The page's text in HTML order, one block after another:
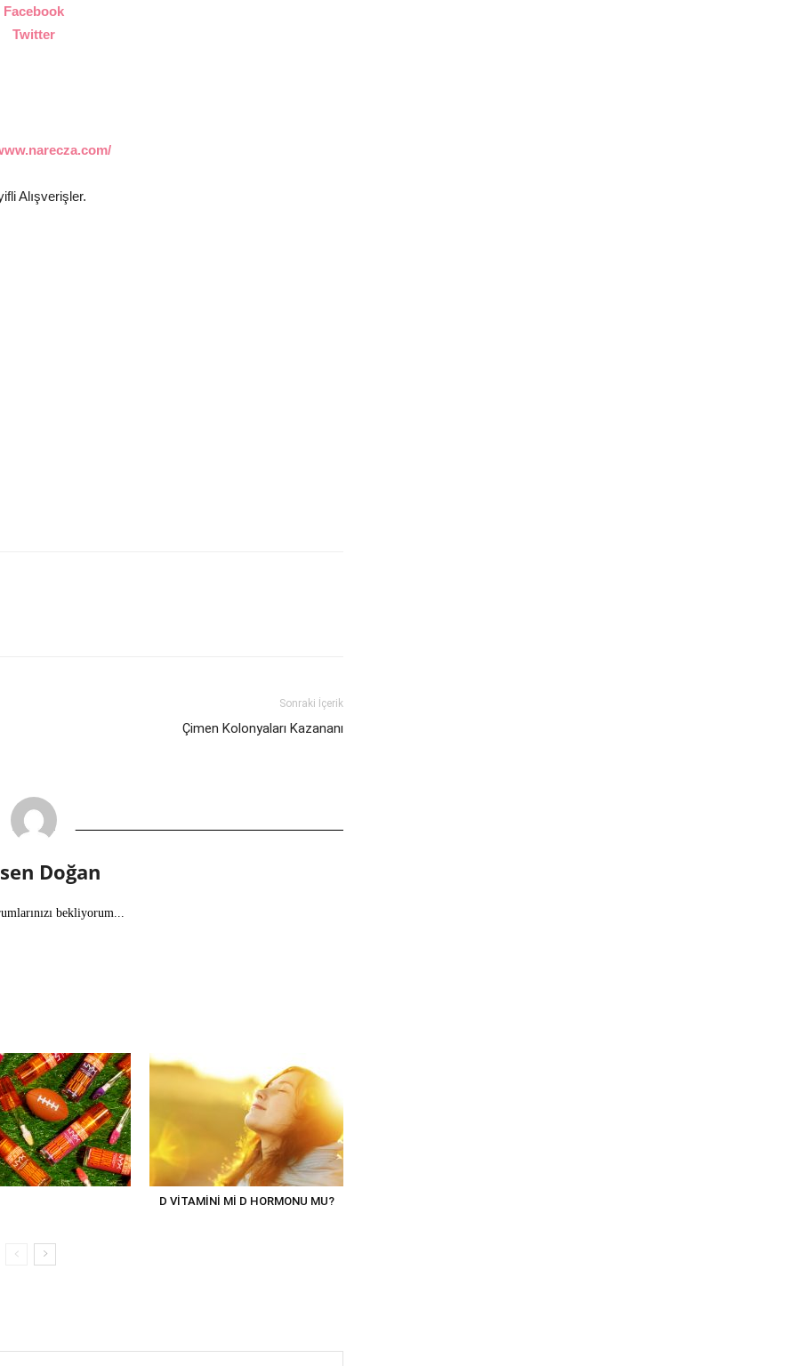
Facebook
Twitter
Alışverişler.
Sonraki İçerik
Çimen Kolonyaları Kazananı
Doğan
bekliyorum...
D VİTAMİNİ Mİ D HORMONU MU?